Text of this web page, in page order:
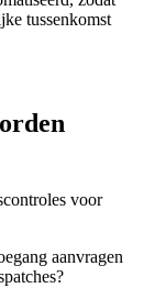
tussenkomst
voor
aanvragen